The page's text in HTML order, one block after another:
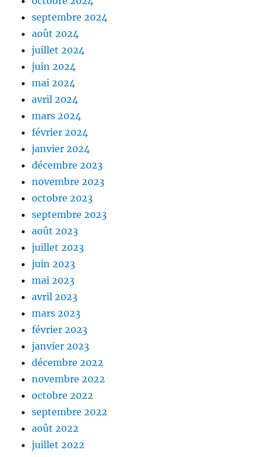
septembre 2024
août 2024
juillet 2024
juin 2024
mai 2024
avril 2024
mars 2024
février 2024
janvier 2024
décembre 2023
novembre 2023
octobre 2023
septembre 2023
août 2023
juillet 2023
juin 2023
mai 2023
avril 2023
mars 2023
février 2023
janvier 2023
décembre 2022
novembre 2022
octobre 2022
septembre 2022
août 2022
juillet 2022